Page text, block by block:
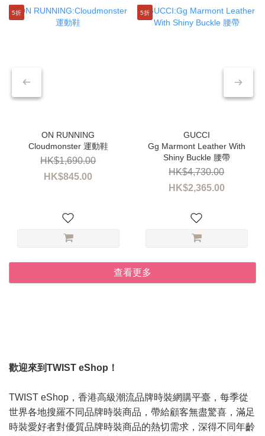
5折
Cloudmonster 運動鞋
HK$845.00
HK$1,690.00
5折
Gg Marmont Leather With
Shiny Buckle 腰帶
HK$2,365.00
HK$4,730.00
查看更多
歡迎來到TWIST eShop！
TWIST eShop，香港高級潮流品牌時裝網購平臺，每季從
世界各地搜羅不同品牌時裝商品，帶給顧客無盡驚喜，滿足
時裝愛好者對優質品牌時裝商品的熱切需求，深得不同年齡